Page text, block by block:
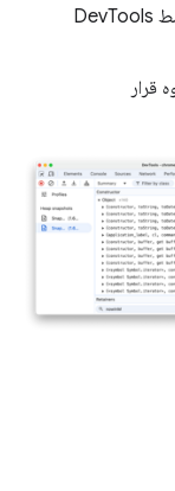
قابل جستجو بر اساس این نام‌هایی که توسط DevTools
قرار